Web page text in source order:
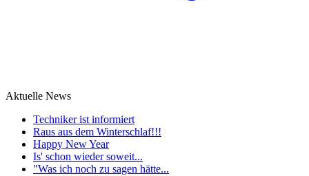
Aktuelle News
Techniker ist informiert
Raus aus dem Winterschlaf!!!
Happy New Year
Is' schon wieder soweit...
"Was ich noch zu sagen hätte...